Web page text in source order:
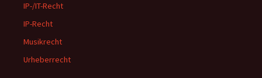
IP-/IT-Recht
IP-Recht
Musikrecht
Urheberrecht